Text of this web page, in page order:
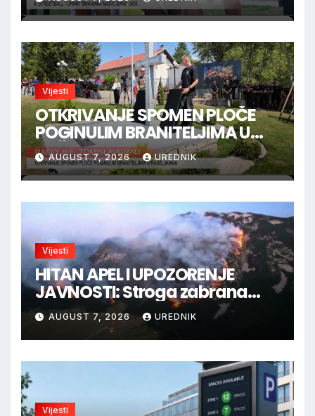
Vijesti
OTKRIVANJE SPOMEN PLOČE
POGINULIM BRANITELJIMA U
RAŠELJKAMA
AUGUST 7, 2026 UREDNIK
Vijesti
HITAN APEL I UPOZORENJE
JAVNOSTI: Stroga zabrana
loženja vatre u Parku prirode
Blidinje!
AUGUST 7, 2026 UREDNIK
Vijesti